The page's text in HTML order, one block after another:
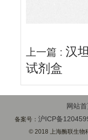
上一篇 : 汉
试剂盒
网站
备案号：沪ICP备
© 2018 上海酶联生物